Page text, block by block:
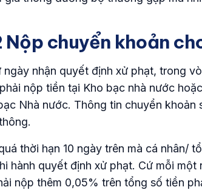
Nộp chuyển khoản
ngày nhận quyết định xử phạt, trong
nộp tiền tại Kho bạc nhà nước
Nhà nước. Thông tin chuyển
thời hạn 10 ngày trên mà cá nhân/
hành quyết định xử phạt. Cứ mỗi
nộp thêm 0,05% trên tổng số tiền